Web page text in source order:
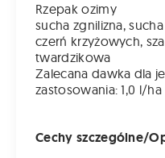
Rzepak ozimy
sucha zgnilizna,
czerń krzyżowych,
twardzikowa
Zalecana dawka dla
zastosowania: 1,0 l/ha
Cechy szczególne/